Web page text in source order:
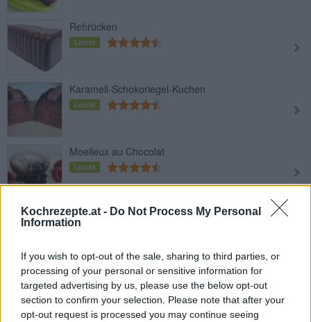
Kochrezepte.at - Do Not Process My Personal
Information
If you wish to opt-out of the sale, sharing to third parties, or
processing of your personal or sensitive information for
targeted advertising by us, please use the below opt-out
section to confirm your selection. Please note that after your
opt-out request is processed you may continue seeing
Rehrücken
Leicht
Karamell-Schokoriegel-Kuchen
Leicht
Moelleux au Chocolat
Leicht
Low Carb-Schokokuchen
Sauerkraut-Schoko-Kuchen